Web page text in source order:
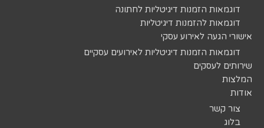
דוגמאות הזמנות דיגיטליות לחתונה
דוגמאות להזמנות דיגיטליות
אישורי הגעה לאירוע עסקי
דוגמאות הזמנות דיגיטליות לאירועים עסקיים
שירותים לעסקים
המלצות
אודות
צור קשר
בלוג